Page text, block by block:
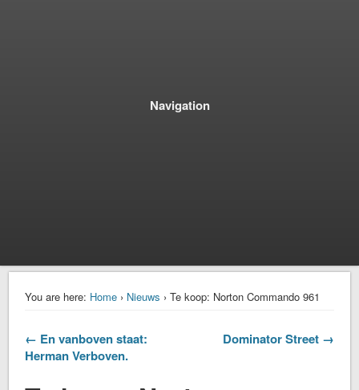
Navigation
You are here: Home › Nieuws › Te koop: Norton Commando 961
← En vanboven staat:
Herman Verboven.
Dominator Street →